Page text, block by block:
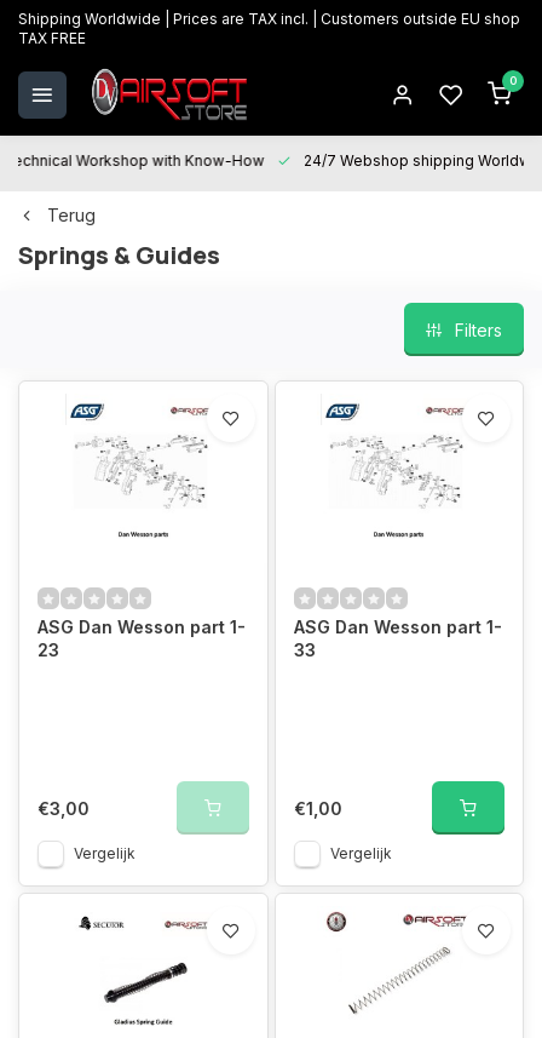
Shipping Worldwide | Prices are TAX incl. | Customers outside EU shop
TAX FREE
0
Technical Workshop with Know-How 24/7 Webshop shipping
Terug
Springs & Guides
Filters
ASG Dan Wesson part 1-
23
€3,00
Vergelijk
ASG Dan Wesson part 1-
33
€1,00
Vergelijk